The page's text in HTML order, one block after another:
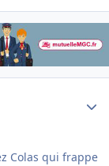
Colas qui frappe